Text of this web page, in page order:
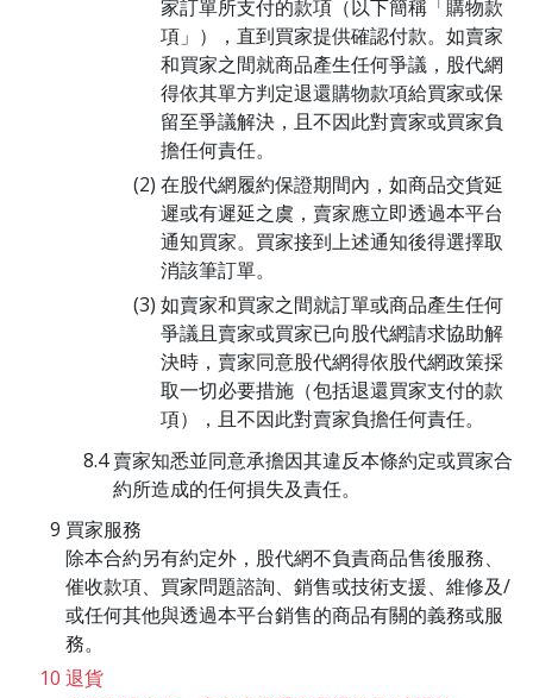
家訂單所支付的款項（以下簡稱「購物款
項」），直到買家提供確認付款。如賣家
和買家之間就商品產生任何爭議，股代網
得依其單方判定退還購物款項給買家或保
留至爭議解決，且不因此對賣家或買家負
擔任何責任。
在股代網履約保證期間內，如商品交貨延
遲或有遲延之虞，賣家應立即透過本平台
通知買家。買家接到上述通知後得選擇取
消該筆訂單。
如賣家和買家之間就訂單或商品產生任何
爭議且賣家或買家已向股代網請求協助解
決時，賣家同意股代網得依股代網政策採
取一切必要措施（包括退還買家支付的款
項），且不因此對賣家負擔任何責任。
賣家知悉並同意承擔因其違反本條約定或買家合
約所造成的任何損失及責任。
買家服務
除本合約另有約定外，股代網不負責商品售後服務、
催收款項、買家問題諮詢、銷售或技術支援、維修及/
或任何其他與透過本平台銷售的商品有關的義務或服
務。
退貨